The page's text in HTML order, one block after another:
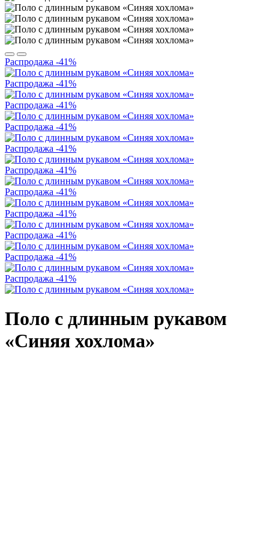
Распродажа -41%
Распродажа -41%
Распродажа -41%
Распродажа -41%
Распродажа -41%
Распродажа -41%
Распродажа -41%
Распродажа -41%
Распродажа -41%
Распродажа -41%
Распродажа -41%
Поло с длинным рукавом
«Синяя хохлома»